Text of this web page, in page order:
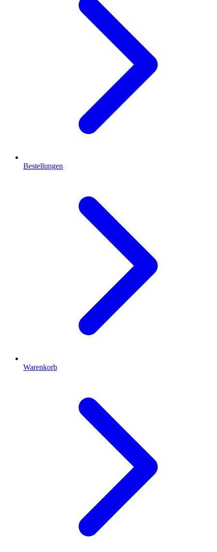
Bestellungen
Warenkorb